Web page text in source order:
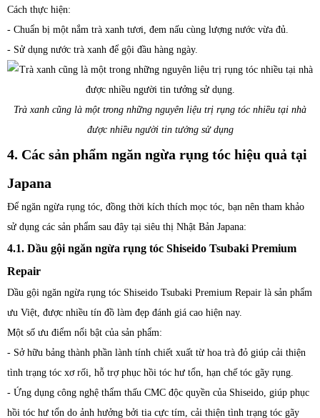
Cách thực hiện:
- Chuẩn bị một nắm trà xanh tươi, đem nấu cùng lượng nước vừa đủ.
- Sử dụng nước trà xanh để gội đầu hàng ngày.
Trà xanh cũng là một trong những nguyên liệu trị rụng tóc nhiều tại nhà
được nhiều người tin tưởng sử dụng
4. Các sản phẩm ngăn ngừa rụng tóc hiệu quả tại
Japana
Để ngăn ngừa rụng tóc, đồng thời kích thích mọc tóc, bạn nên tham khảo
sử dụng các sản phẩm sau đây tại siêu thị Nhật Bản Japana:
4.1. Dầu gội ngăn ngừa rụng tóc Shiseido Tsubaki Premium
Repair
Dầu gội ngăn ngừa rụng tóc Shiseido Tsubaki Premium Repair là sản phẩm
ưu Việt, được nhiều tín đồ làm đẹp đánh giá cao hiện nay.
Một số ưu điểm nổi bật của sản phẩm:
- Sở hữu bảng thành phần lành tính chiết xuất từ hoa trà đỏ giúp cải thiện
tình trạng tóc xơ rối, hỗ trợ phục hồi tóc hư tổn, hạn chế tóc gãy rụng.
- Ứng dụng công nghệ thẩm thấu CMC độc quyền của Shiseido, giúp phục
hồi tóc hư tổn do ảnh hưởng bởi tia cực tím, cải thiện tình trạng tóc gãy